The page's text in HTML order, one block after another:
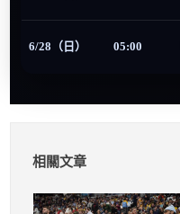
6/28（日） 05:00
相關文章